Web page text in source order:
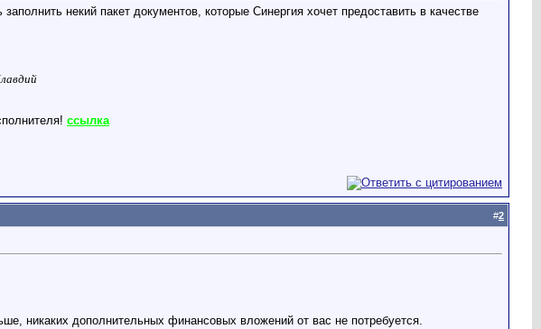
некий пакет документов, которые Синергия хочет предоставить в качестве
ссылка
#2
никаких дополнительных финансовых вложений от вас не потребуется.